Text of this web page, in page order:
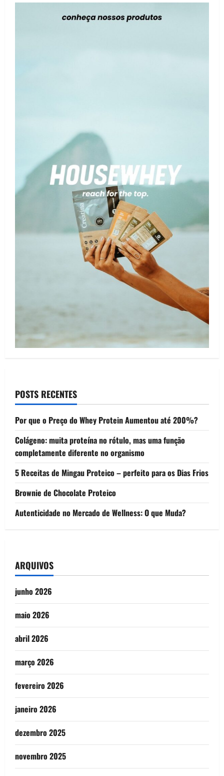
POSTS RECENTES
Por que o Preço do Whey Protein Aumentou até 200%?
Colágeno: muita proteína no rótulo, mas uma função
completamente diferente no organismo
5 Receitas de Mingau Proteico – perfeito para os Dias Frios
Brownie de Chocolate Proteico
Autenticidade no Mercado de Wellness: O que Muda?
ARQUIVOS
junho 2026
maio 2026
abril 2026
março 2026
fevereiro 2026
janeiro 2026
dezembro 2025
novembro 2025